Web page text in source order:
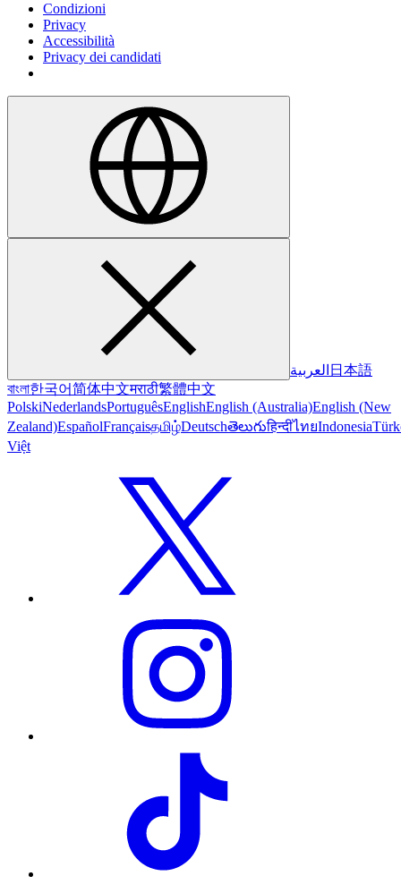
Condizioni
Privacy
Accessibilità
Privacy dei candidati
العربية 日本語
বাংলা한국어简体中文मराठी繁體中文
PolskiNederlandsPortuguêsEnglishEnglish (Australia)English (New
Zealand)EspañolFrançaisதமிழ்Deutschతెలుగుहिन्दीไทยIndonesia
Việt